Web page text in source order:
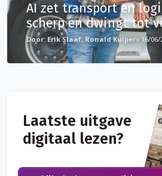
AI zet transport en
scherp en dwingt tot
Erik Slaaf, Ronald Kuipers 16/06/
Laatste uitgave
digitaal lezen?